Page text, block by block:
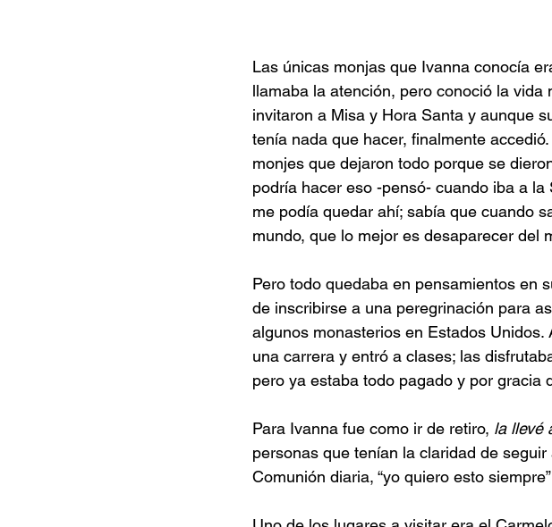
Las únicas monjas que Ivanna conocía
llamaba la atención, pero conoció la
invitaron a Misa y Hora Santa y aunque
tenía nada que hacer, finalmente
monjes que dejaron todo porque se
podría hacer eso -pensó- cuando iba a
me podía quedar ahí; sabía que cuando
mundo, que lo mejor es desaparecer del
Pero todo quedaba en pensamientos en
de inscribirse a una peregrinación para
algunos monasterios en Estados
una carrera y entró a clases; las
pero ya estaba todo pagado y por gracia
Para Ivanna fue como ir de retiro, la llevé
personas que tenían la claridad de
Comunión diaria, “yo quiero esto